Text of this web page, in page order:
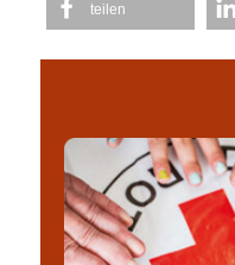
teilen